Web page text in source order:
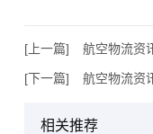
[上一篇] 航空物流资
[下一篇] 航空物流资
相关推荐